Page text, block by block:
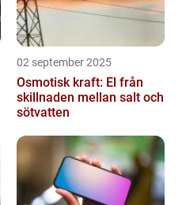
02 september 2025
Osmotisk kraft: El från
skillnaden mellan salt och
sötvatten